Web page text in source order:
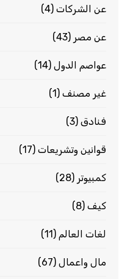
عن الشركات(4)
عن مصر (43)
عواصم الدول(14)
غير مصنف(1)
فنادق(3)
قوانين وتشريعات(17)
كمبيوتر (28)
كيف(8)
لغات العالم (11)
مال واعمال(67)